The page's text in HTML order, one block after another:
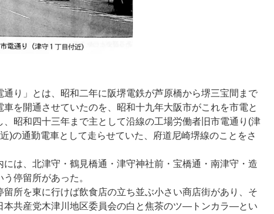
り」とは、昭和二年に阪堺電鉄が芦原橋から堺三宝間まで
車を開通させていたのを、昭和十九年大阪市がこれを市電と
、昭和四十三年まで主として沿線の工場労働者旧市電通り(津
)の通勤電車として走らせていた、府道尼崎堺線のことをさ
は、北津守・鶴見橋通・津守神社前・宝橋通・南津守・造
停留所があった。
所を東に行けば飲食店の立ち並ぶ小さい商店街があり、そ
本共産党木津川地区委員会の白と焦茶のツ—トンカラ—とい